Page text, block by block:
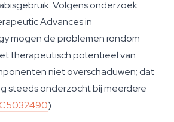
Volgens onderzoek
Advances in
mogen de problemen rondom
therapeutisch potentieel van
niet overschaduwen; dat
steeds onderzocht bij meerdere
).